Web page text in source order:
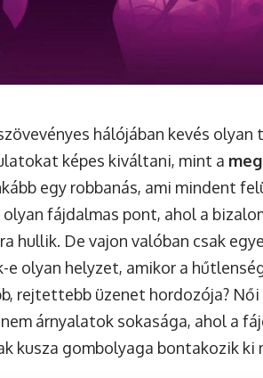
hálójában kevés olyan
képes kiváltani, mint a
egy robbanás, ami mindent
fájdalmas pont, ahol a
hullik. De vajon valóban csak
e olyan helyzet, amikor a
rejtettebb üzenet hordozója? Női
árnyalatok sokasága, ahol a
kusza gombolyaga bontakozik ki